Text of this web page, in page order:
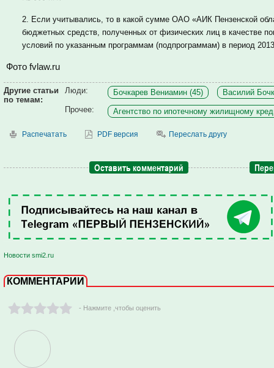
2. Если учитывались, то в какой сумме ОАО «АИК Пензенской
бюджетных средств, полученных от физических лиц в качестве
условий по указанным программам (подпрограммам) в период
Фото fvlaw.ru
Другие статьи
по темам:
Люди: Бочкарев Вениамин (45)
Василий
Прочее:
Агентство по ипотечному жилищному
Распечатать PDF версия Переслать другу
Оставить комментарий
Новости smi2.ru
КОММЕНТАРИИ
- Нажмите ,чтобы оценить